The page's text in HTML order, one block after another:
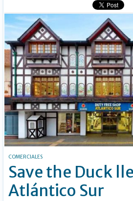
COMERCIALES
Save the Duck
Atlántico Sur